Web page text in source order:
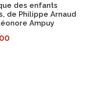
des enfants
de Philippe Arnaud
Ampuy